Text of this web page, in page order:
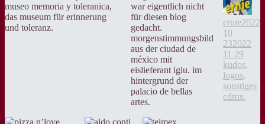
museo memoria y toleranica,
das museum für erinnerung
und toleranz.
war eigentlich nicht
für diesen blog
gedacht.
morgenstimmungsbild
aus der ciudad de
méxico mit
eislieferant iglu. im
hintergrund der
palacio de bellas
artes.
ernie2022
10
232022
11 29
kudos,
logos,
sonstiges
cdmx,